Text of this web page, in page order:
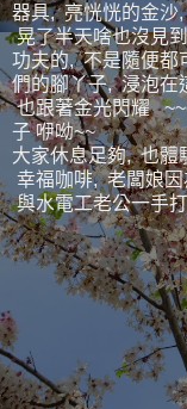
器具, 亮恍恍的金沙
晃了半天啥也沒見
功夫的, 不是隨便都
們的腳丫子, 浸泡在
也跟著金光閃耀
子 咿呦~~
大家休息足夠, 也體
幸福咖啡, 老闆娘
與水電工老公一手